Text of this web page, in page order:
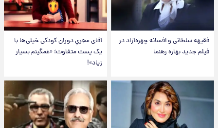
فقیهه سلطانی و افسانه چهره‌آزاد در
فیلم جدید بهاره رهنما
آقای مجریِ دوران کودکی خیلی‌ها با
یک پست متفاوت؛ «غمگینم بسیار
زیاد»!